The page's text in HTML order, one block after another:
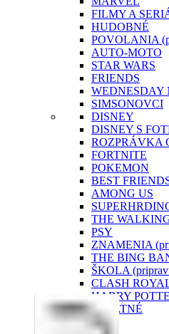
FILMY A
HUDOBNÉ
POVOLANIA
AUTO-MOTO
STAR WARS
FRIENDS
WEDNESDAY
SIMSONOVCI
DISNEY
DISNEY S
ROZPRÁVKA
FORTNITE
POKEMON
BEST
AMONG US
THE
PSY
ZNAMENIA
THE BING
ŠKOLA
CLASH
HARRY
OSTATNÉ